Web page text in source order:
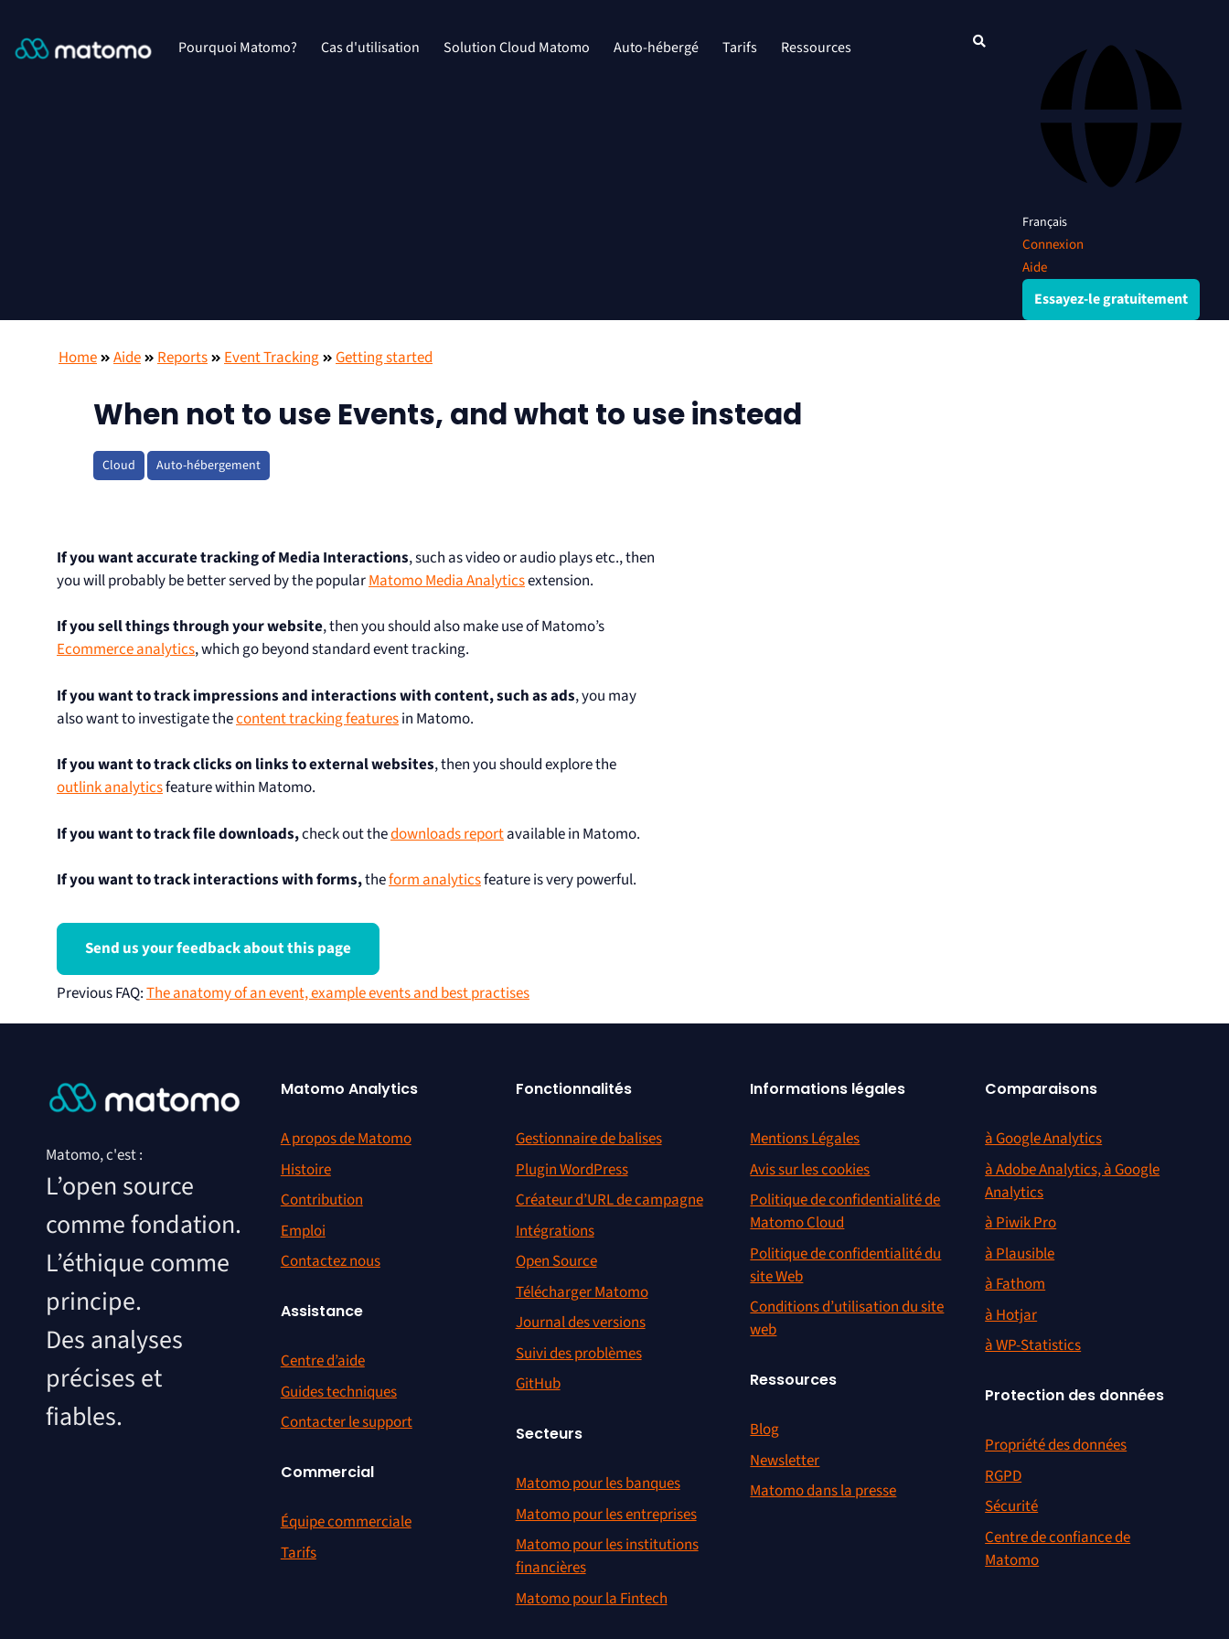
Pourquoi Matomo? Cas d'utilisation Solution Cloud Matomo Auto-hébergé Tarifs Ressources
Français
Connexion
Aide
Essayez-le gratuitement
Home Aide Reports Event Tracking Getting started
When not to use Events, and what to use instead
Cloud Auto-hébergement
If you want accurate tracking of Media Interactions, such as video or audio plays etc., then
you will probably be better served by the popularMatomo Media Analyticsextension.
If you sell things through your website, then you should also make use of Matomo’s
Ecommerce analytics, which go beyond standard event tracking.
If you want to track impressions and interactions with content, such as ads, you may
also want to investigate thecontent tracking featuresin Matomo.
If you want to track clicks on links to external websites, then you should explore the
outlink analyticsfeature within Matomo.
If you want to track file downloads,check out thedownloads reportavailable in Matomo.
If you want to track interactions with forms,theform analyticsfeature is very powerful.
Send us your feedback about this page
Previous FAQ:The anatomy of an event, example events and best practises
Matomo, c'est :
L’open source
comme fondation.
L’éthique comme
principe.
Des analyses
précises et
fiables.
Matomo Analytics
A propos de Matomo
Histoire
Contribution
Emploi
Contactez nous
Assistance
Centre d’aide
Guides techniques
Contacter le support
Commercial
Équipe commerciale
Tarifs
Fonctionnalités
Gestionnaire de balises
Plugin WordPress
Créateur d’URL de campagne
Intégrations
Open Source
Télécharger Matomo
Journal des versions
Suivi des problèmes
GitHub
Secteurs
Matomo pour les banques
Matomo pour les entreprises
Matomo pour les institutions
financières
Matomo pour la Fintech
Informations légales
Mentions Légales
Avis sur les cookies
Politique de confidentialité de
Matomo Cloud
Politique de confidentialité du
site Web
Conditions d’utilisation du site
web
Ressources
Blog
Newsletter
Matomo dans la presse
Comparaisons
à Google Analytics
à Adobe Analytics, à Google
Analytics
à Piwik Pro
à Plausible
à Fathom
à Hotjar
à WP-Statistics
Protection des données
Propriété des données
RGPD
Sécurité
Centre de confiance de
Matomo